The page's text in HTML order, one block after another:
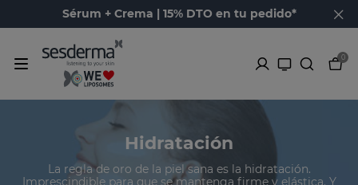
Sérum + Crema | 15% DTO en tu pedido*
0
Hidratación
La regla de oro de la piel sana es la hidratación.
Imprescindible para que se mantenga firme y elástica. Y